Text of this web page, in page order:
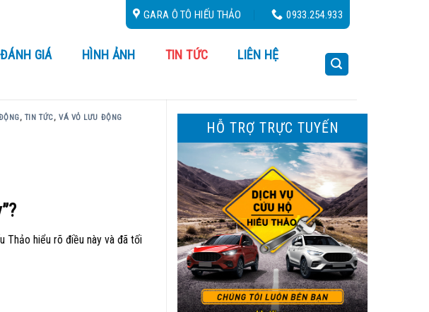
24 GARA Ô TÔ HIẾU THẢO 0933.254.933
ĐÁNH GIÁ HÌNH ẢNH TIN TỨC
LIÊN HỆ
, TIN TỨC, VÁ VỎ LƯU ĐỘNG
Thảo hiểu rõ điều này và đã tối
HỖ TRỢ TRỰC TUYẾN